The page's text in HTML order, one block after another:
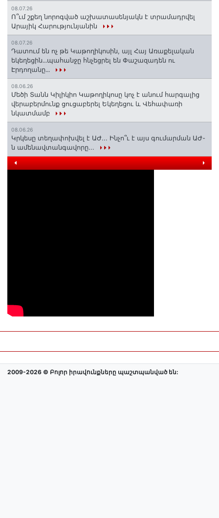
08.07.26
Ո՞ւմ շքեղ նորոգված աշխատասենյակն է տրամադրվել
Արայիկ Հարությունյանին
08.07.26
Դատում են ոչ թե Կաթողիկոսին, այլ Հայ Առաքելական
եկեղեցին․․․պահանջը հնչեցրել են Փաշազադեն ու
Էրդողանը․․․
08.06.26
Մեծի Տանն Կիլիկիո Կաթողիկոսը կոչ է անում հարգալից
վերաբերմունք ցուցաբերել Եկեղեցու և Վեհափառի
նկատմամբ
08.06.26
Կրկեսը տեղափոխվել է ԱԺ... Ինչո՞ւ է այս գումարման ԱԺ-
ն ամենավտանգավորը...
2009-2026 © Բոլոր իրավունքները պաշտպանված են: